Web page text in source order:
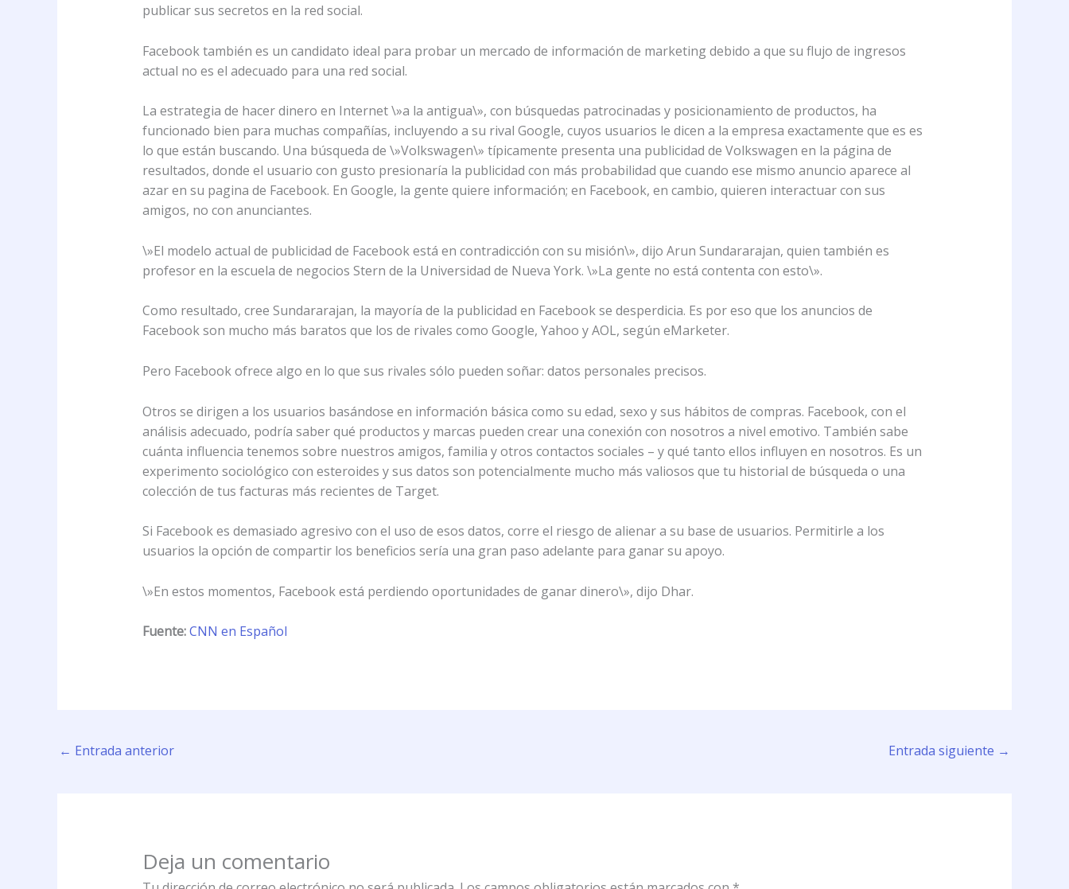
publicar sus secretos en la red social.
Facebook también es un candidato ideal para probar un mercado de información de marketing debido a que su flujo de ingresos
actual no es el adecuado para una red social.
La estrategia de hacer dinero en Internet \»a la antigua\», con búsquedas patrocinadas y posicionamiento de productos, ha
funcionado bien para muchas compañías, incluyendo a su rival Google, cuyos usuarios le dicen a la empresa exactamente que es es
lo que están buscando. Una búsqueda de \»Volkswagen\» típicamente presenta una publicidad de Volkswagen en la página de
resultados, donde el usuario con gusto presionaría la publicidad con más probabilidad que cuando ese mismo anuncio aparece al
azar en su pagina de Facebook. En Google, la gente quiere información; en Facebook, en cambio, quieren interactuar con sus
amigos, no con anunciantes.
\»El modelo actual de publicidad de Facebook está en contradicción con su misión\», dijo Arun Sundararajan, quien también es
profesor en la escuela de negocios Stern de la Universidad de Nueva York. \»La gente no está contenta con esto\».
Como resultado, cree Sundararajan, la mayoría de la publicidad en Facebook se desperdicia. Es por eso que los anuncios de
Facebook son mucho más baratos que los de rivales como Google, Yahoo y AOL, según eMarketer.
Pero Facebook ofrece algo en lo que sus rivales sólo pueden soñar: datos personales precisos.
Otros se dirigen a los usuarios basándose en información básica como su edad, sexo y sus hábitos de compras. Facebook, con el
análisis adecuado, podría saber qué productos y marcas pueden crear una conexión con nosotros a nivel emotivo. También sabe
cuánta influencia tenemos sobre nuestros amigos, familia y otros contactos sociales – y qué tanto ellos influyen en nosotros. Es un
experimento sociológico con esteroides y sus datos son potencialmente mucho más valiosos que tu historial de búsqueda o una
colección de tus facturas más recientes de Target.
Si Facebook es demasiado agresivo con el uso de esos datos, corre el riesgo de alienar a su base de usuarios. Permitirle a los
usuarios la opción de compartir los beneficios sería una gran paso adelante para ganar su apoyo.
\»En estos momentos, Facebook está perdiendo oportunidades de ganar dinero\», dijo Dhar.
Fuente:CNN en Español
← Entrada anterior Entrada siguiente →
Deja un comentario